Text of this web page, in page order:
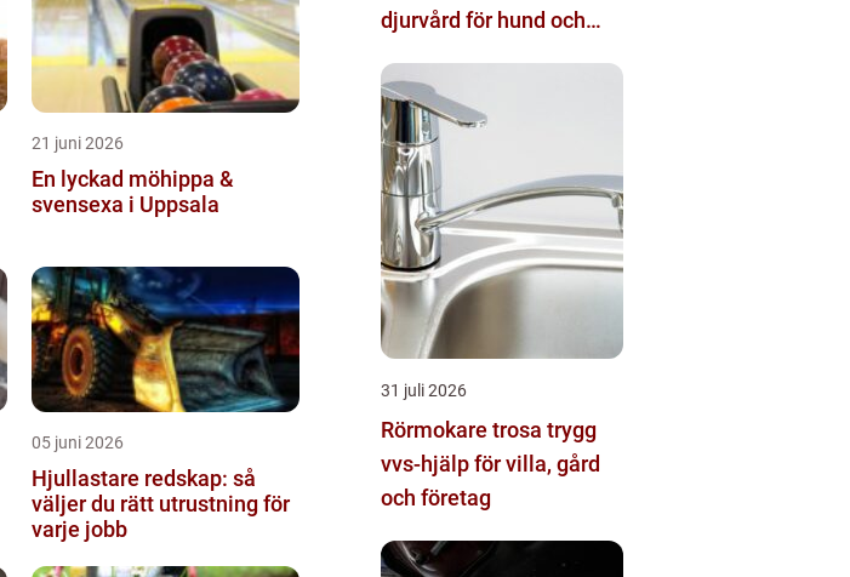
21 juni 2026
En lyckad möhippa &
svensexa i Uppsala
05 juni 2026
Hjullastare redskap: så
väljer du rätt utrustning för
varje jobb
djurvård för hund och
31 juli 2026
Rörmokare trosa trygg
vvs-hjälp för villa, gård
och företag